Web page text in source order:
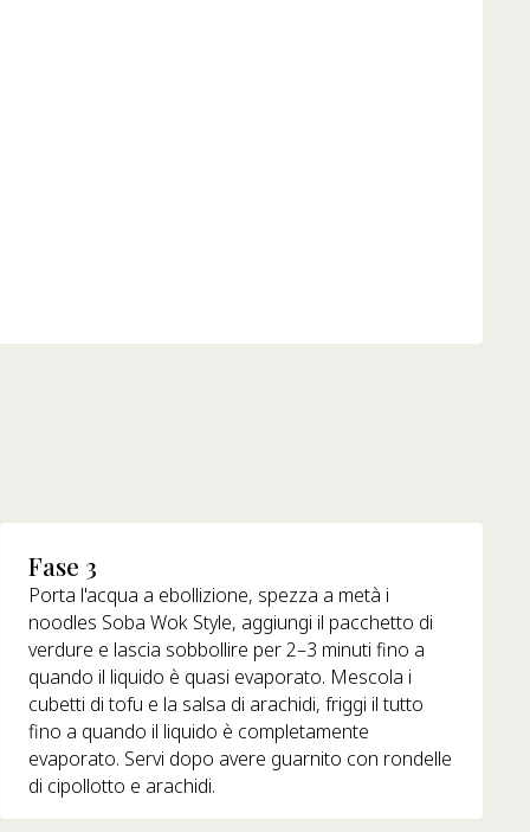
Fase 3
Porta l'acqua a ebollizione, spezza a metà i
noodles Soba Wok Style, aggiungi il pacchetto di
verdure e lascia sobbollire per 2–3 minuti fino a
quando il liquido è quasi evaporato. Mescola i
cubetti di tofu e la salsa di arachidi, friggi il tutto
fino a quando il liquido è completamente
evaporato. Servi dopo avere guarnito con rondelle
di cipollotto e arachidi.